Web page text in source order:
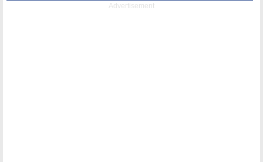
Advertisement